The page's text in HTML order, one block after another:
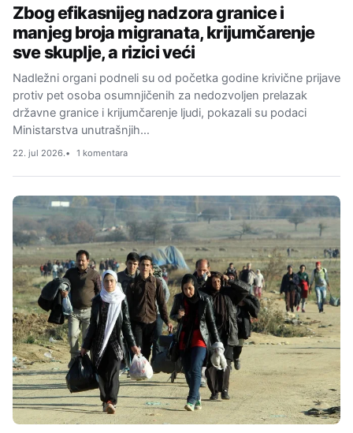
Zbog efikasnijeg nadzora granice i
manjeg broja migranata, krijumčarenje
sve skuplje, a rizici veći
Nadležni organi podneli su od početka godine krivične prijave
protiv pet osoba osumnjičenih za nedozvoljen prelazak
državne granice i krijumčarenje ljudi, pokazali su podaci
Ministarstva unutrašnjih…
22. jul 2026. 1 komentara